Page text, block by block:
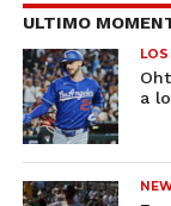
ULTIMO
a